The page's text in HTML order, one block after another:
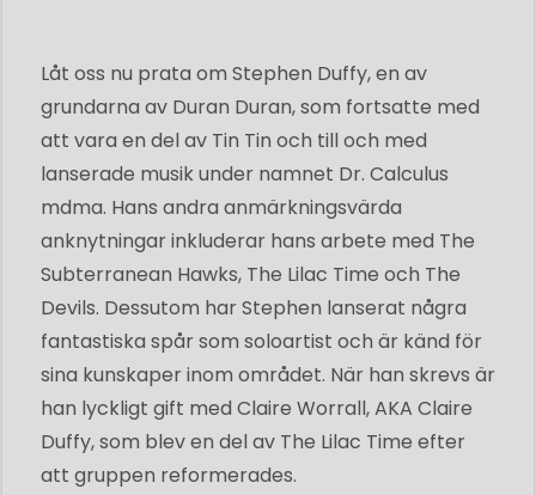
Låt oss nu prata om Stephen Duffy, en av
grundarna av Duran Duran, som fortsatte med
att vara en del av Tin Tin och till och med
lanserade musik under namnet Dr. Calculus
mdma. Hans andra anmärkningsvärda
anknytningar inkluderar hans arbete med The
Subterranean Hawks, The Lilac Time och The
Devils. Dessutom har Stephen lanserat några
fantastiska spår som soloartist och är känd för
sina kunskaper inom området. När han skrevs är
han lyckligt gift med Claire Worrall, AKA Claire
Duffy, som blev en del av The Lilac Time efter
att gruppen reformerades.